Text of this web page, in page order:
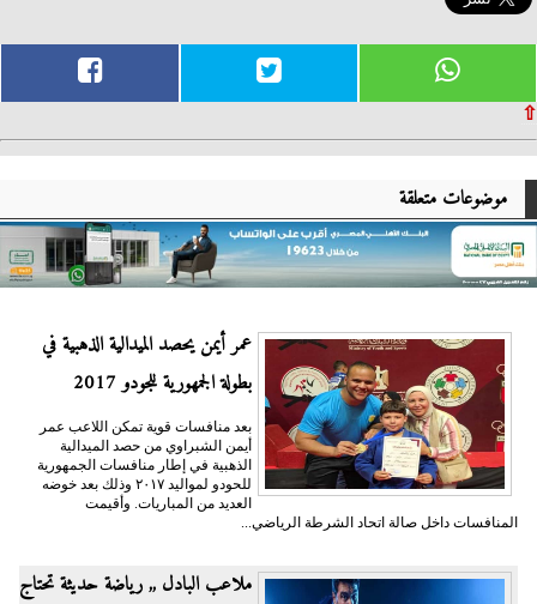
⇧
موضوعات متعلقة
عمر أيمن يحصد الميدالية الذهبية في
بطولة الجمهورية للجودو 2017
بعد منافسات قوية تمكن اللاعب عمر
أيمن الشبراوي من حصد الميدالية
الذهبية في إطار منافسات الجمهورية
للحودو لمواليد ٢٠١٧ وذلك بعد خوضه
العديد من المباريات. وأقيمت
المنافسات داخل صالة اتحاد الشرطة الرياضي...
ملاعب البادل ,, رياضة حديثة تحتاج